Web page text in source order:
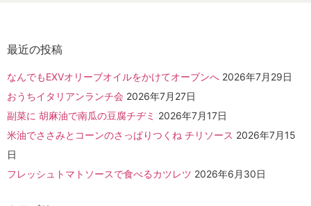
最近の投稿
なんでもEXVオリーブオイルをかけてオーブンへ 2026年7月29日
おうちイタリアンランチ会 2026年7月27日
副菜に 胡麻油で南瓜の豆腐チヂミ 2026年7月17日
米油でささみとコーンのさっぱりつくね チリソース 2026年7月15
日
フレッシュトマトソースで食べるカツレツ 2026年6月30日